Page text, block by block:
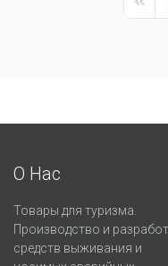
First
О Нас
Товары для туризма.
Производство и
средств выживания и